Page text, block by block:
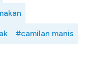
#camilan manis